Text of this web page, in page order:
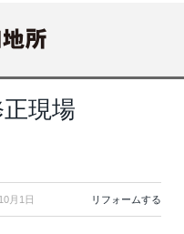
正現場
月1日 リフォームする